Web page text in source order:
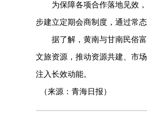
为保障各项合作落地见效，
步建立定期会商制度，通过常
据了解，黄南与甘南民俗富
文旅资源，推动资源共建、市
注入长效动能。
（来源：青海日报）